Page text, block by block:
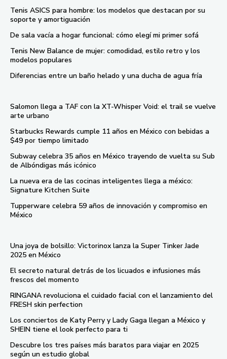
Tenis ASICS para hombre: los modelos que destacan por su
soporte y amortiguación
De sala vacía a hogar funcional: cómo elegí mi primer sofá
Tenis New Balance de mujer: comodidad, estilo retro y los
modelos populares
Diferencias entre un baño helado y una ducha de agua fría
Salomon llega a TAF con la XT-Whisper Void: el trail se vuelve
arte urbano
Starbucks Rewards cumple 11 años en México con bebidas a
$49 por tiempo limitado
Subway celebra 35 años en México trayendo de vuelta su Sub
de Albóndigas más icónico
La nueva era de las cocinas inteligentes llega a méxico:
Signature Kitchen Suite
Tupperware celebra 59 años de innovación y compromiso en
México
Una joya de bolsillo: Victorinox lanza la Super Tinker Jade
2025 en México
El secreto natural detrás de los licuados e infusiones más
frescos del momento
RINGANA revoluciona el cuidado facial con el lanzamiento del
FRESH skin perfection
Los conciertos de Katy Perry y Lady Gaga llegan a México y
SHEIN tiene el look perfecto para ti
Descubre los tres países más baratos para viajar en 2025
según un estudio global